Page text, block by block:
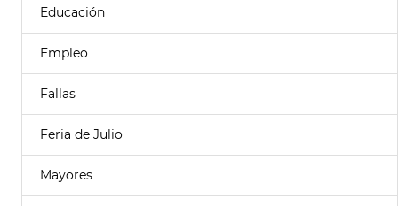
Educación
Empleo
Fallas
Feria de Julio
Mayores